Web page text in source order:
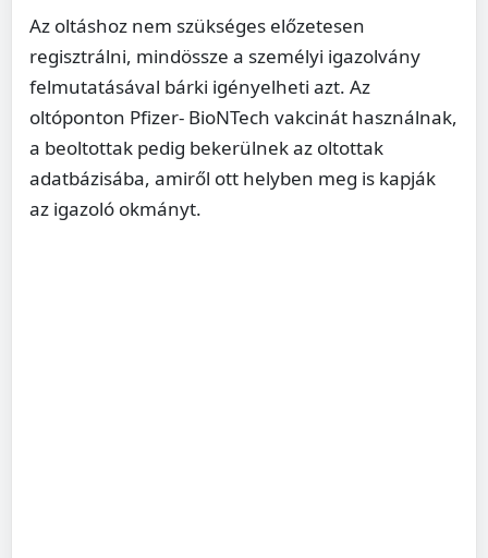
Az oltáshoz nem szükséges előzetesen
regisztrálni, mindössze a személyi igazolvány
felmutatásával bárki igényelheti azt. Az
oltóponton Pfizer- BioNTech vakcinát használnak,
a beoltottak pedig bekerülnek az oltottak
adatbázisába, amiről ott helyben meg is kapják
az igazoló okmányt.